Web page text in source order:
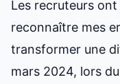
Les recruteurs
reconnaître mes
transformer une
mars 2024, lors